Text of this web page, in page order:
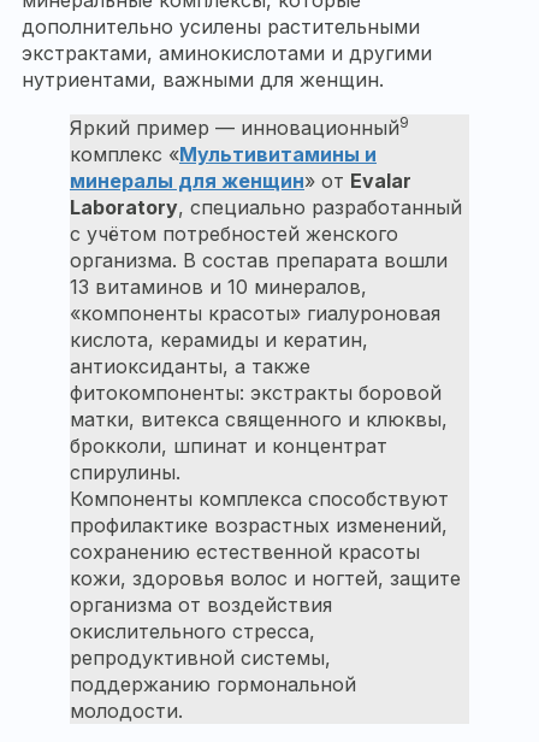
дополнительно усилены растительными
экстрактами, аминокислотами и другими
нутриентами, важными для женщин.
Яркий пример — инновационный9
комплекс «Мультивитамины и
минералы для женщин» от Evalar
Laboratory, специально разработанный
с учётом потребностей женского
организма. В состав препарата вошли
13 витаминов и 10 минералов,
«компоненты красоты» гиалуроновая
кислота, керамиды и кератин,
антиоксиданты, а также
фитокомпоненты: экстракты боровой
матки, витекса священного и клюквы,
брокколи, шпинат и концентрат
спирулины.
Компоненты комплекса способствуют
профилактике возрастных изменений,
сохранению естественной красоты
кожи, здоровья волос и ногтей, защите
организма от воздействия
окислительного стресса,
репродуктивной системы,
поддержанию гормональной
молодости.